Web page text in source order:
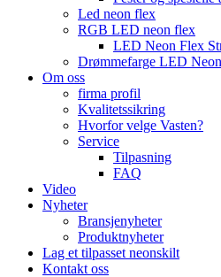
Led neon flex
RGB LED neon flex
LED Neon Flex
Drømmefarge LED
Om oss
firma profil
Kvalitetssikring
Hvorfor velge Vasten?
Service
Tilpasning
FAQ
Video
Nyheter
Bransjenyheter
Produktnyheter
Lag et tilpasset neonskilt
Kontakt oss